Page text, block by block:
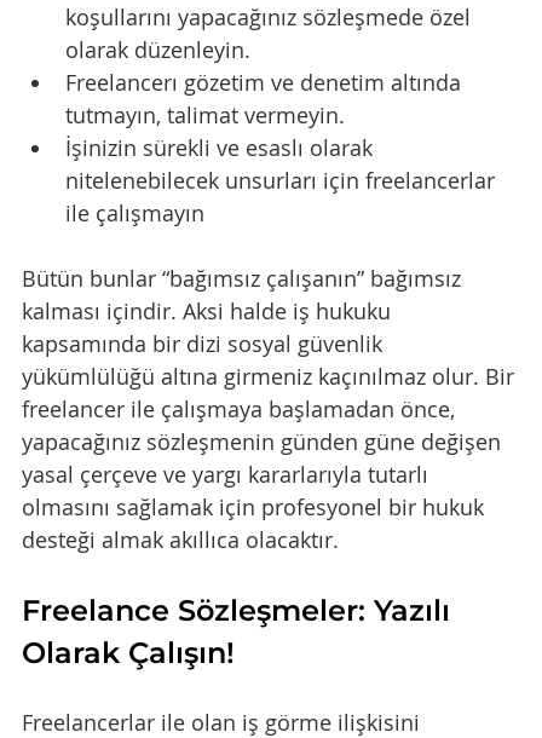
koşullarını yapacağınız sözleşmede özel
olarak düzenleyin.
Freelancerı gözetim ve denetim altında
tutmayın, talimat vermeyin.
İşinizin sürekli ve esaslı olarak
nitelenebilecek unsurları için freelancerlar
ile çalışmayın
Bütün bunlar “bağımsız çalışanın” bağımsız
kalması içindir. Aksi halde iş hukuku
kapsamında bir dizi sosyal güvenlik
yükümlülüğü altına girmeniz kaçınılmaz olur. Bir
freelancer ile çalışmaya başlamadan önce,
yapacağınız sözleşmenin günden güne değişen
yasal çerçeve ve yargı kararlarıyla tutarlı
olmasını sağlamak için profesyonel bir hukuk
desteği almak akıllıca olacaktır.
Freelance Sözleşmeler: Yazılı
Olarak Çalışın!
Freelancerlar ile olan iş görme ilişkisini